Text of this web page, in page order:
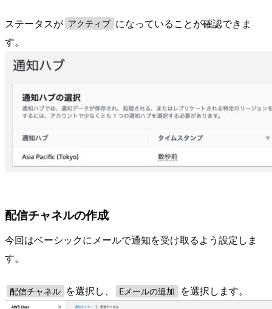
ステータスが アクティブ になっていることが確認できま
す。
配信チャネルの作成
今回はベーシックにメールで通知を受け取るよう設定しま
す。
配信チャネル を選択し、 Eメールの追加 を選択します。